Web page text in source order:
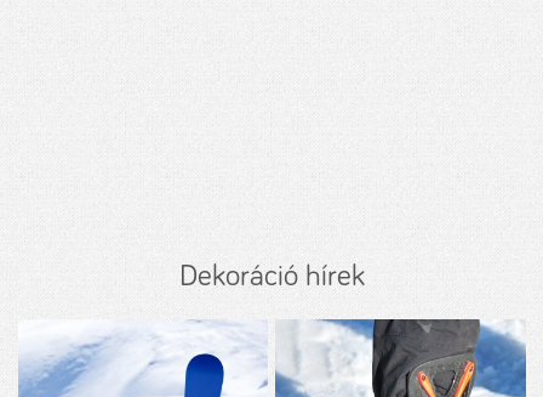
Dekoráció hírek